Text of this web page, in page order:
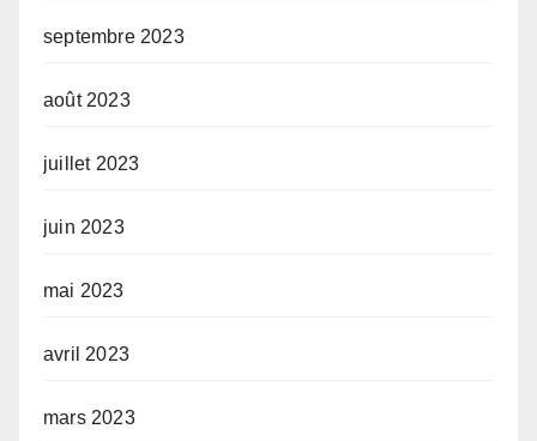
septembre 2023
août 2023
juillet 2023
juin 2023
mai 2023
avril 2023
mars 2023